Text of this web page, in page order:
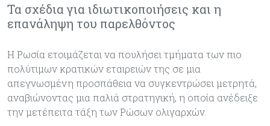
Τα σχέδια για ιδιωτικοποιήσεις και η
επανάληψη του παρελθόντος
Η Ρωσία ετοιμάζεται να πουλήσει τμήματα των πιο
πολύτιμων κρατικών εταιρειών της σε μια
απεγνωσμένη προσπάθεια να συγκεντρώσει μετρητά,
αναβιώνοντας μια παλιά στρατηγική, η οποία ανέδειξε
την μετέπειτα τάξη των Ρώσων ολιγαρχών.